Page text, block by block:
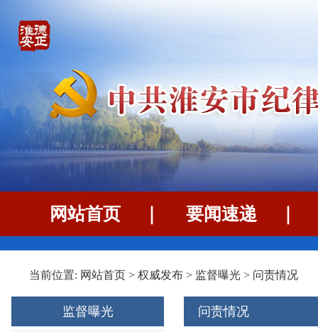
网站首页 要闻速递
当前位置: 网站首页 > 权威发布 > 监督曝光 > 问责情况
监督曝光 问责情况